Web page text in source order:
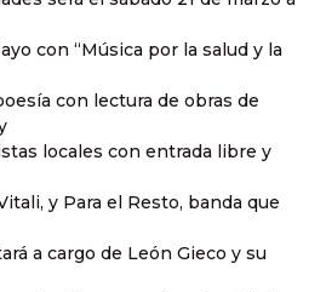
con “Música por la salud y la
con lectura de obras de
locales con entrada libre y
y Para el Resto, banda que
a cargo de León Gieco y su